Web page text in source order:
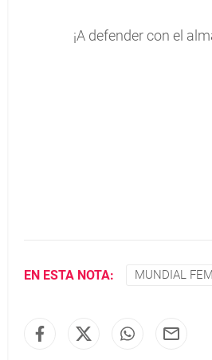
¡A defender con el
EN ESTA NOTA: MUNDIAL